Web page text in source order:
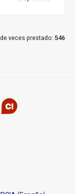
veces prestado: 546